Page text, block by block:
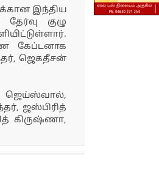
இந்திய
குழு
கேப்டனாக
ஜெகதீசன்
ஜெய்ஸ்வால்,
ஜஸ்பிரித்
கிருஷ்ணா,